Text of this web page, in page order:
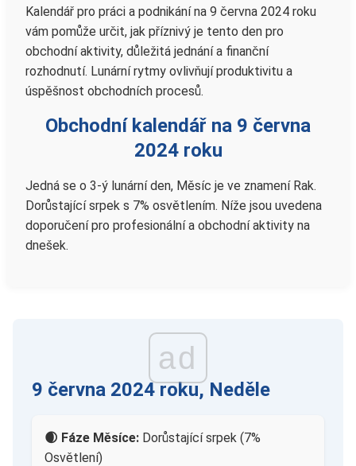
Kalendář pro práci a podnikání na 9 června 2024 roku
vám pomůže určit, jak příznivý je tento den pro
obchodní aktivity, důležitá jednání a finanční
rozhodnutí. Lunární rytmy ovlivňují produktivitu a
úspěšnost obchodních procesů.
Obchodní kalendář na 9 června
2024 roku
Jedná se o 3-ý lunární den, Měsíc je ve znamení Rak.
Dorůstající srpek s 7% osvětlením. Níže jsou uvedena
doporučení pro profesionální a obchodní aktivity na
dnešek.
ad
9 června 2024 roku, Neděle
🌒 Fáze Měsíce: Dorůstající srpek (7%
Osvětlení)